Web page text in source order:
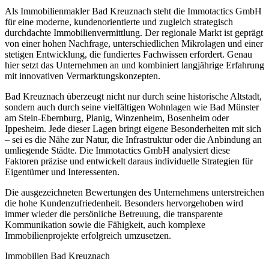
Als Immobilienmakler Bad Kreuznach steht die Immotactics GmbH
für eine moderne, kundenorientierte und zugleich strategisch
durchdachte Immobilienvermittlung. Der regionale Markt ist geprägt
von einer hohen Nachfrage, unterschiedlichen Mikrolagen und einer
stetigen Entwicklung, die fundiertes Fachwissen erfordert. Genau
hier setzt das Unternehmen an und kombiniert langjährige Erfahrung
mit innovativen Vermarktungskonzepten.
Bad Kreuznach überzeugt nicht nur durch seine historische Altstadt,
sondern auch durch seine vielfältigen Wohnlagen wie Bad Münster
am Stein-Ebernburg, Planig, Winzenheim, Bosenheim oder
Ippesheim. Jede dieser Lagen bringt eigene Besonderheiten mit sich
– sei es die Nähe zur Natur, die Infrastruktur oder die Anbindung an
umliegende Städte. Die Immotactics GmbH analysiert diese
Faktoren präzise und entwickelt daraus individuelle Strategien für
Eigentümer und Interessenten.
Die ausgezeichneten Bewertungen des Unternehmens unterstreichen
die hohe Kundenzufriedenheit. Besonders hervorgehoben wird
immer wieder die persönliche Betreuung, die transparente
Kommunikation sowie die Fähigkeit, auch komplexe
Immobilienprojekte erfolgreich umzusetzen.
Immobilien Bad Kreuznach